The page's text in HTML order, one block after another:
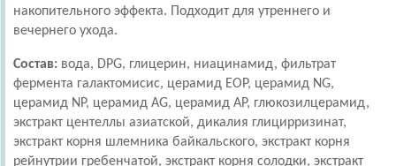
накопительного эффекта. Подходит для утреннего и
вечернего ухода.
Состав: вода, DPG, глицерин, ниацинамид, фильтрат
фермента галактомисис, церамид EOP, церамид NG,
церамид NP, церамид AG, церамид AP, глюкозилцерамид,
экстракт центеллы азиатской, дикалия глицирризинат,
экстракт корня шлемника байкальского, экстракт корня
рейнутрии гребенчатой, экстракт корня солодки, экстракт